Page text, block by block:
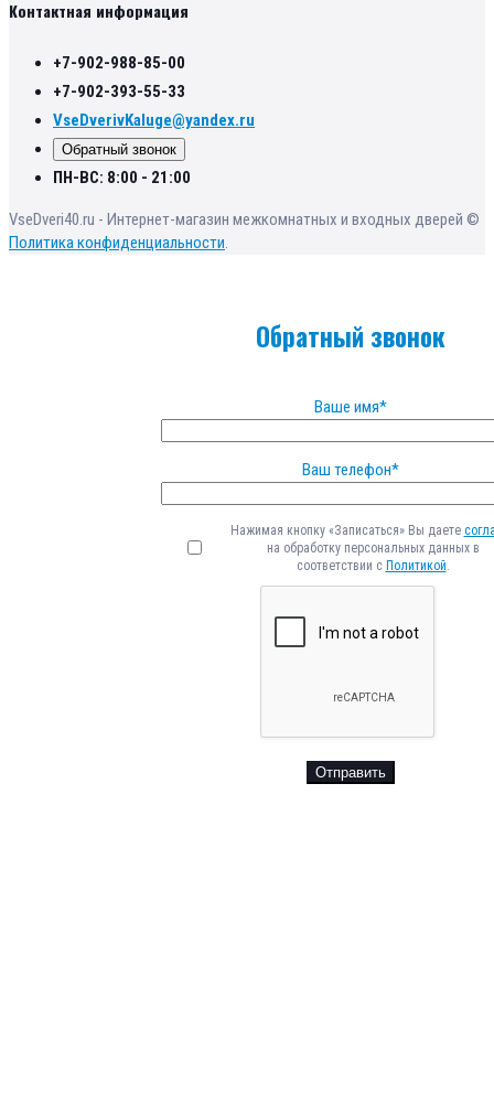
Контактная информация
+7-902-988-85-00
+7-902-393-55-33
VseDverivKaluge@yandex.ru
Обратный звонок
ПН-ВС: 8:00 - 21:00
VseDveri40.ru - Интернет-магазин межкомнатных и входных дверей ©
Политика конфиденциальности.
Обратный звонок
Ваше имя*
Ваш телефон*
Нажимая кнопку «Записаться» Вы даете
на обработку персональных данных в
соответствии с Политикой.